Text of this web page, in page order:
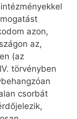
azon,
az,
(az
törvényben
csorbát